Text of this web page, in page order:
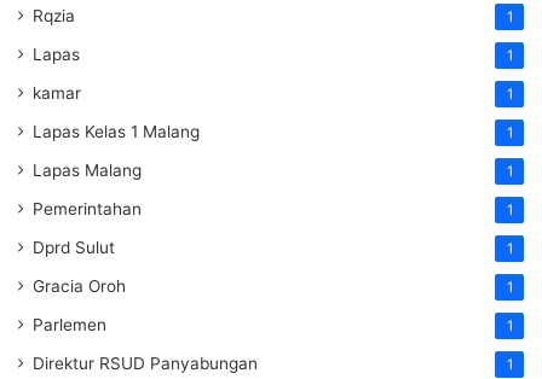
Rqzia 1
Lapas 1
kamar 1
Lapas Kelas 1 Malang 1
Lapas Malang 1
Pemerintahan 1
Dprd Sulut 1
Gracia Oroh 1
Parlemen 1
Direktur RSUD Panyabungan 1